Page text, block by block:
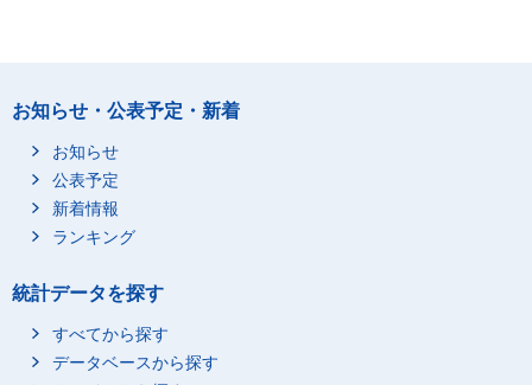
お知らせ・公表予定・新着
お知らせ
公表予定
新着情報
ランキング
統計データを探す
すべてから探す
データベースから探す